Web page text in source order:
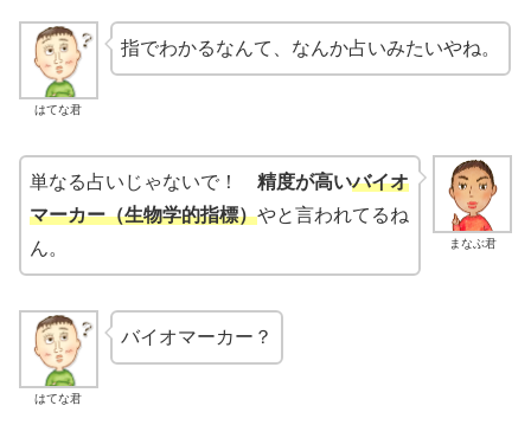
はてな君
指でわかるなんて、なんか占いみたいやね。
まなぶ君
単なる占いじゃないで！ 精度が高いバイオ
マーカー（生物学的指標）やと言われてるね
ん。
はてな君
バイオマーカー？